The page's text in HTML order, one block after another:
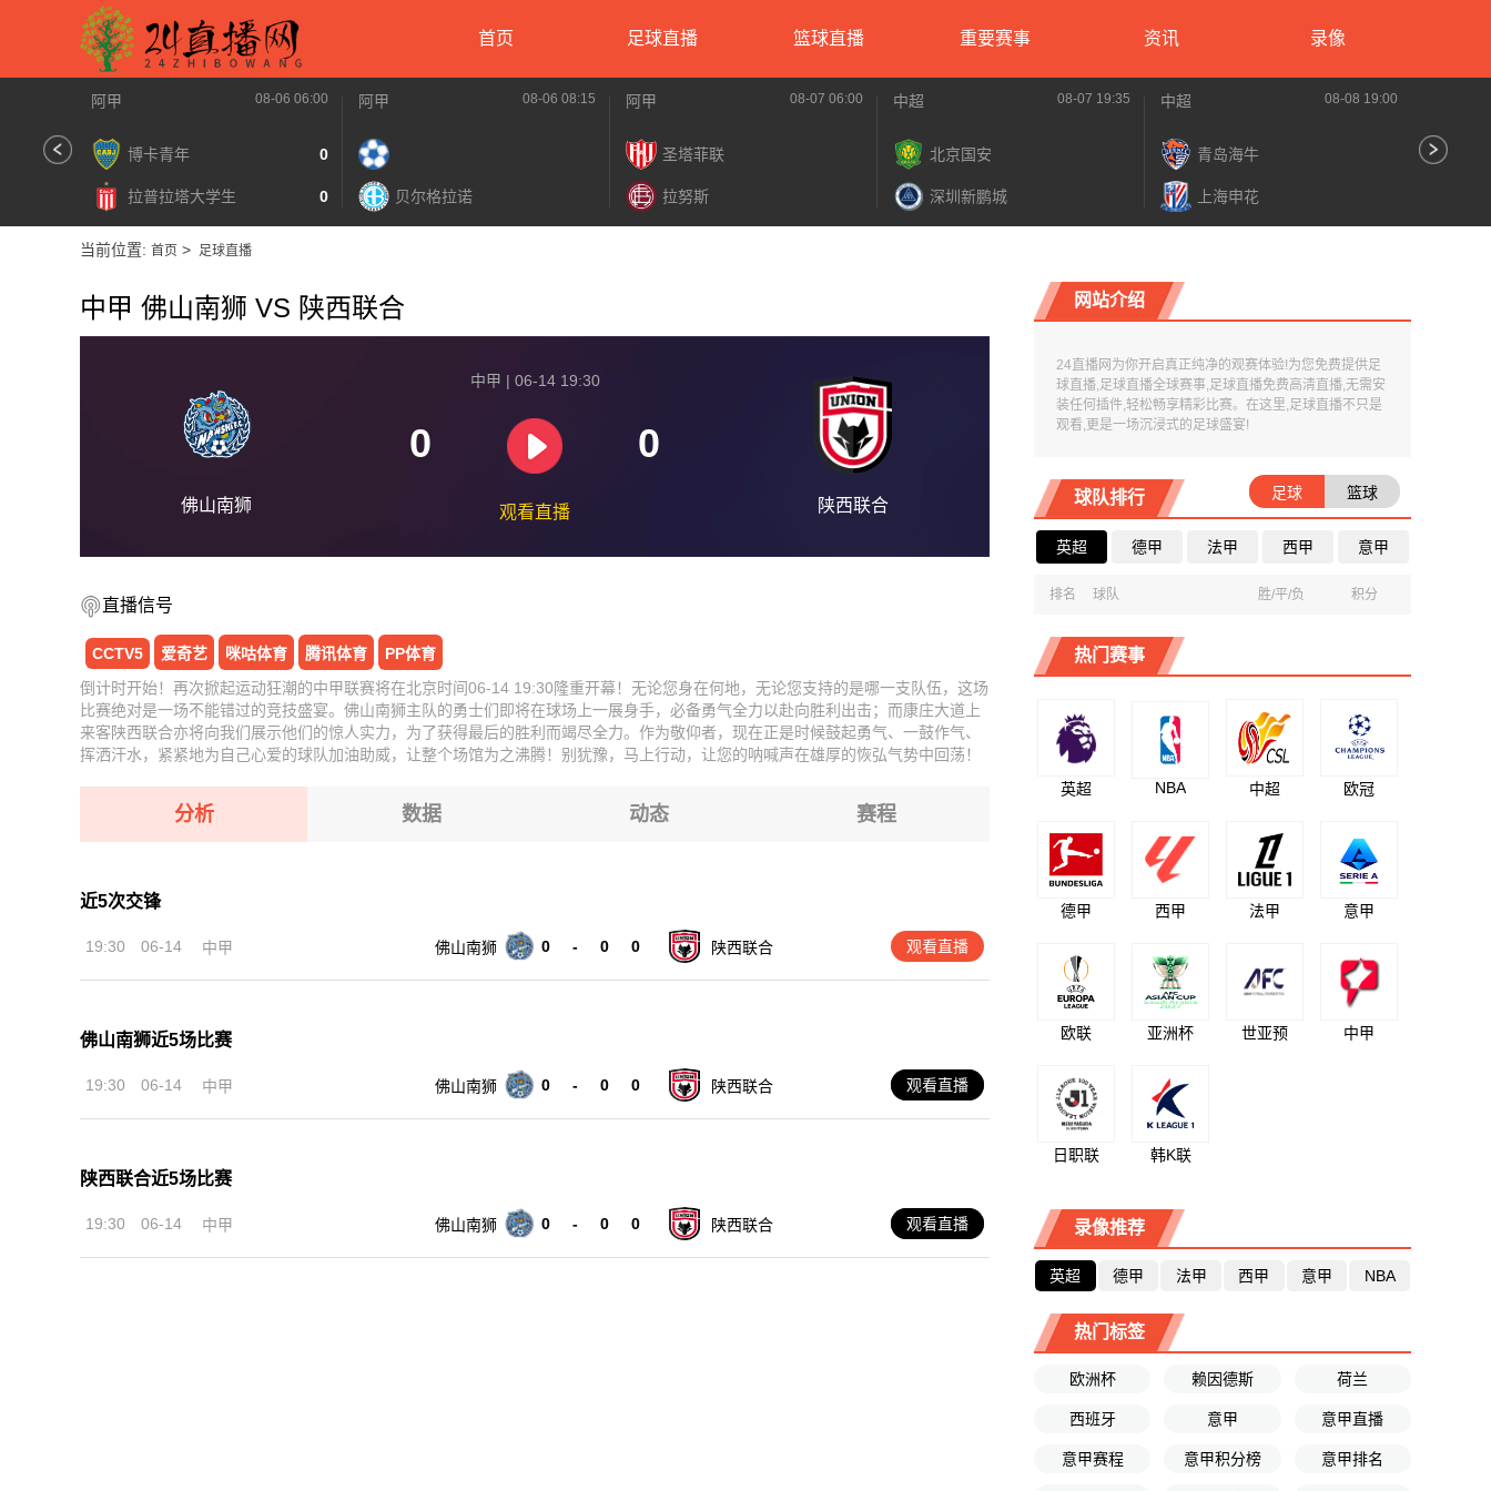
首页 足球直播 篮球直播 重要赛事 资讯 录像
阿甲 08-06 06:00
博卡青年 0
拉普拉塔大学生 0
阿甲 08-06 08:15
贝尔格拉诺
阿甲 08-07 06:00
圣塔菲联
拉努斯
中超 08-07 19:35
北京国安
深圳新鹏城
中超 08-08 19:00
青岛海牛
上海申花
当前位置: 首页 > 足球直播
中甲 佛山南狮 VS 陕西联合
佛山南狮
中甲 | 06-14 19:30
0 0
观看直播 陕西联合
直播信号
CCTV5 爱奇艺 咪咕体育 腾讯体育
PP体育
倒计时开始！再次掀起运动狂潮的中甲联赛将在北京时间06-14 19:30隆重开幕！无论您身在何地，无论您支持的是哪一支队伍，这场
比赛绝对是一场不能错过的竞技盛宴。佛山南狮主队的勇士们即将在球场上一展身手，必备勇气全力以赴向胜利出击；而康庄大道上
来客陕西联合亦将向我们展示他们的惊人实力，为了获得最后的胜利而竭尽全力。作为敬仰者，现在正是时候鼓起勇气、一鼓作气、
挥洒汗水，紧紧地为自己心爱的球队加油助威，让整个场馆为之沸腾！别犹豫，马上行动，让您的呐喊声在雄厚的恢弘气势中回荡！
分析 数据 动态 赛程
近5次交锋
19:30 06-14 中甲 佛山南狮 0 - 0 0 陕西联合 观看直播
佛山南狮近5场比赛
19:30 06-14 中甲 佛山南狮 0 - 0 0 陕西联合 观看直播
陕西联合近5场比赛
19:30 06-14 中甲 佛山南狮 0 - 0 0 陕西联合 观看直播
网站介绍
24直播网为你开启真正纯净的观赛体验!为您免费提供足
球直播,足球直播全球赛事,足球直播免费高清直播,无需安
装任何插件,轻松畅享精彩比赛。在这里,足球直播不只是
观看,更是一场沉浸式的足球盛宴!
球队排行 足球 篮球
英超 德甲 法甲 西甲 意甲
排名 球队 胜/平/负 积分
热门赛事
英超 NBA 中超 欧冠
德甲 西甲 法甲 意甲
欧联 亚洲杯 世亚预 中甲
日职联 韩K联
录像推荐
英超 德甲 法甲 西甲 意甲 NBA
热门标签
欧洲杯 赖因德斯 荷兰
西班牙 意甲 意甲直播
意甲赛程 意甲积分榜 意甲排名